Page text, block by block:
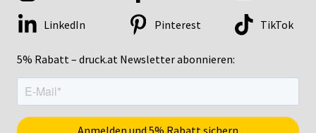
5% Rabatt – druck.at Newsletter abonnieren:
LinkedIn Pinterest TikTok